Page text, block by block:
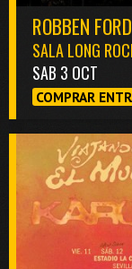
ROBBEN
SALA LONG
SAB 3 OCT
COMPRAR